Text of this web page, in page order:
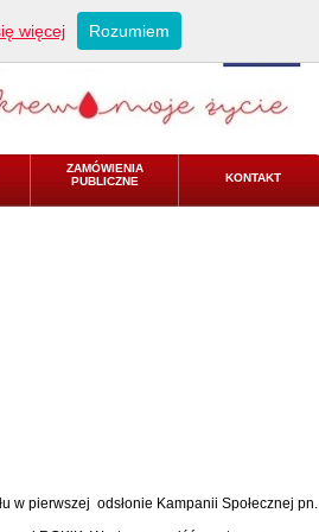
ZAMÓWIENIA
PUBLICZNE
KONTAKT
w pierwszej odsłonie Kampanii Społecznej pn.
więcej Rozumiem